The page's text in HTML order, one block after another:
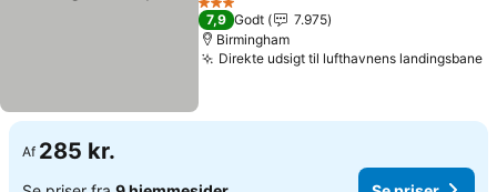
3 Stjerner
7,9 Godt
7.975
Birmingham
Direkte udsigt til lufthavnens landingsbane
Af 285 kr.